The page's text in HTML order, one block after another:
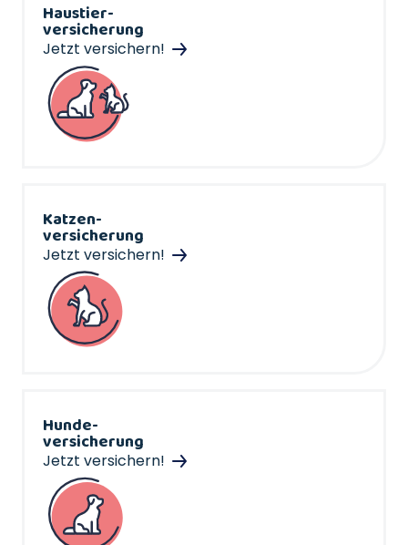
Haustier-
versicherung
Jetzt versichern!
Katzen-
versicherung
Jetzt versichern!
Hunde-
versicherung
Jetzt versichern!